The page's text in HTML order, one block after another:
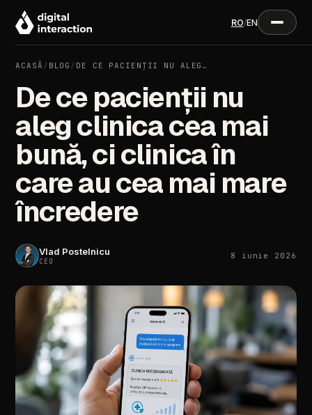
RO/EN
ACASĂ / BLOG / DE CE PACIENȚII NU ALEG…
De ce pacienții nu
aleg clinica cea mai
bună, ci clinica în
care au cea mai mare
încredere
Vlad Postelnicu
CEO
8 iunie 2026